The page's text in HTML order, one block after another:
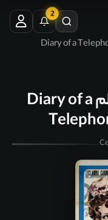
2
دانلود دوبله فارسی فیلم Diary of a